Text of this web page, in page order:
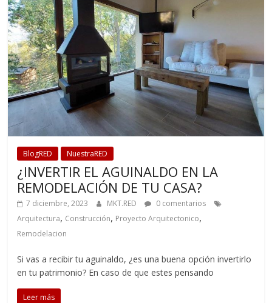
BlogRED NuestraRED
¿INVERTIR EL AGUINALDO EN LA
REMODELACIÓN DE TU CASA?
7 diciembre, 2023 MKT.RED
0 comentarios
Arquitectura, Construcción, Proyecto Arquitectonico,
Remodelacion
Si vas a recibir tu aguinaldo, ¿es una buena opción invertirlo
en tu patrimonio? En caso de que estes pensando
Leer más